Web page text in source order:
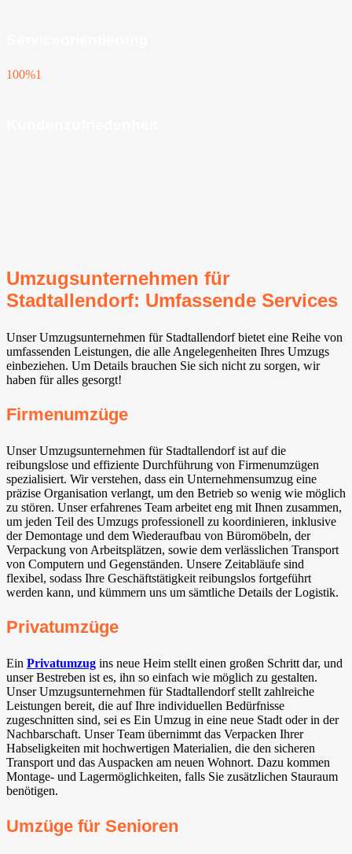
100%1
Umzugsunternehmen für
Stadtallendorf: Umfassende Services
Unser Umzugsunternehmen für Stadtallendorf bietet eine Reihe von
umfassenden Leistungen, die alle Angelegenheiten Ihres Umzugs
einbeziehen. Um Details brauchen Sie sich nicht zu sorgen, wir
haben für alles gesorgt!
Firmenumzüge
Unser Umzugsunternehmen für Stadtallendorf ist auf die
reibungslose und effiziente Durchführung von Firmenumzügen
spezialisiert. Wir verstehen, dass ein Unternehmensumzug eine
präzise Organisation verlangt, um den Betrieb so wenig wie möglich
zu stören. Unser erfahrenes Team arbeitet eng mit Ihnen zusammen,
um jeden Teil des Umzugs professionell zu koordinieren, inklusive
der Demontage und dem Wiederaufbau von Büromöbeln, der
Verpackung von Arbeitsplätzen, sowie dem verlässlichen Transport
von Computern und Gegenständen. Unsere Zeitabläufe sind
flexibel, sodass Ihre Geschäftstätigkeit reibungslos fortgeführt
werden kann, und kümmern uns um sämtliche Details der Logistik.
Privatumzüge
Ein Privatumzug ins neue Heim stellt einen großen Schritt dar, und
unser Bestreben ist es, ihn so einfach wie möglich zu gestalten.
Unser Umzugsunternehmen für Stadtallendorf stellt zahlreiche
Leistungen bereit, die auf Ihre individuellen Bedürfnisse
zugeschnitten sind, sei es Ein Umzug in eine neue Stadt oder in der
Nachbarschaft. Unser Team übernimmt das Verpacken Ihrer
Habseligkeiten mit hochwertigen Materialien, die den sicheren
Transport und das Auspacken am neuen Wohnort. Dazu kommen
Montage- und Lagermöglichkeiten, falls Sie zusätzlichen Stauraum
benötigen.
Umzüge für Senioren